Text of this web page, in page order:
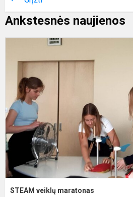
Ankstesnės naujienos
STEAM veiklų maratonas